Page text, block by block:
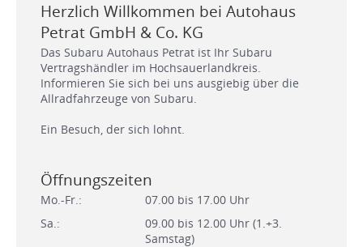
Herzlich Willkommen bei Autohaus
Petrat GmbH & Co. KG
Das Subaru Autohaus Petrat ist Ihr Subaru
Vertragshändler im Hochsauerlandkreis.
Informieren Sie sich bei uns ausgiebig über die
Allradfahrzeuge von Subaru.
Ein Besuch, der sich lohnt.
Öffnungszeiten
Mo.-Fr.:
07.00 bis 17.00 Uhr
Sa.:
09.00 bis 12.00 Uhr (1.+3.
Samstag)